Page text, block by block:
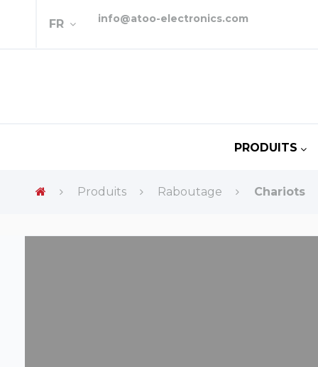
FR info@atoo-electronics.com
PRODUITS
Produits Raboutage Chariots